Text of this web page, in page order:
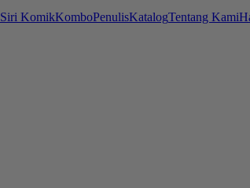
Siri KomikKomboPenulisKatalogTentang Kami